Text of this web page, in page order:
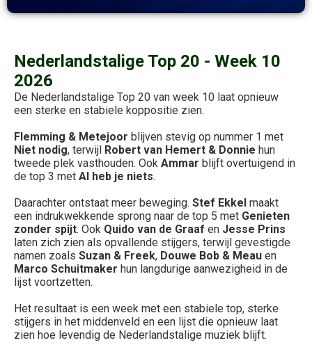
Nederlandstalige Top 20 - Week 10
2026
De Nederlandstalige Top 20 van week 10 laat opnieuw
een sterke en stabiele koppositie zien.
Flemming & Metejoor blijven stevig op nummer 1 met
Niet nodig, terwijl Robert van Hemert & Donnie hun
tweede plek vasthouden. Ook Ammar blijft overtuigend in
de top 3 met Al heb je niets.
Daarachter ontstaat meer beweging. Stef Ekkel maakt
een indrukwekkende sprong naar de top 5 met Genieten
zonder spijt. Ook Quido van de Graaf en Jesse Prins
laten zich zien als opvallende stijgers, terwijl gevestigde
namen zoals Suzan & Freek, Douwe Bob & Meau en
Marco Schuitmaker hun langdurige aanwezigheid in de
lijst voortzetten.
Het resultaat is een week met een stabiele top, sterke
stijgers in het middenveld en een lijst die opnieuw laat
zien hoe levendig de Nederlandstalige muziek blijft.